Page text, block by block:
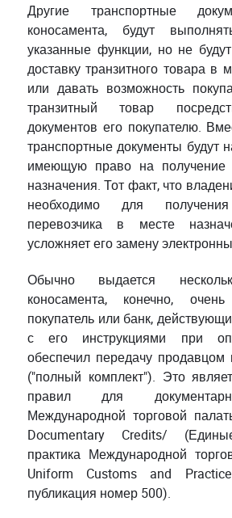
Другие транспортные
коносамента, будут
указанные функции, но не
доставку транзитного товара в
или давать возможность
транзитный товар
документов его покупателю.
транспортные документы будут
имеющую право на получение
назначения. Тот факт, что
необходимо для
перевозчика в месте
усложняет его замену
Обычно выдается
коносамента, конечно,
покупатель или банк,
с его инструкциями при
обеспечил передачу продавцом
("полный комплект"). Это
правил для
Международной торговой
Documentary Credits/
практика Международной
Uniform Customs and
публикация номер 500).